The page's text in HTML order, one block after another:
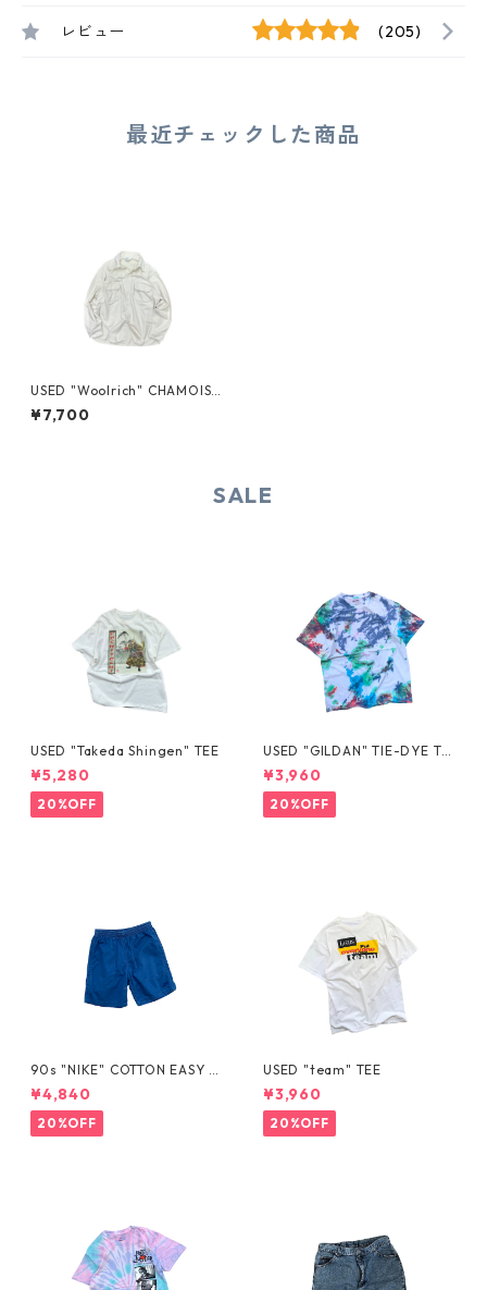
レビュー (205)
最近チェックした商品
USED "Woolrich" CHAMOIS
CLOTH SHIRT
¥7,700
SALE
USED "Takeda Shingen" TEE
¥5,280
20%OFF
USED "GILDAN" TIE-DYE TE
E
¥3,960
20%OFF
90s "NIKE" COTTON EASY S
HORTS
¥4,840
20%OFF
USED "team" TEE
¥3,960
20%OFF